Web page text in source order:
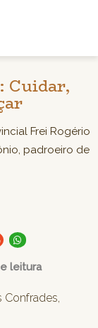
Cuidar,
Frei Rogério
padroeiro de
leitura
Confrades,